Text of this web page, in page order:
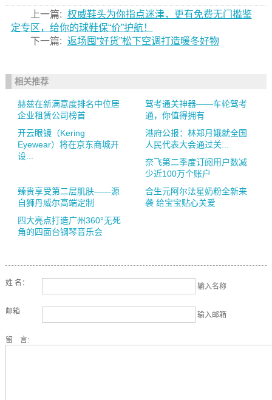
上一篇: 权威鞋头为你指点迷津，更有免费无门槛鉴
定专区，给你的球鞋保“价”护航！
下一篇: 返场囤“好货”松下空调打造暖冬好物
相关推荐
赫兹在新满意度排名中位居
企业租赁公司榜首
驾考通关神器——车轮驾考
通，你值得拥有
开云眼镜（Kering
Eyewear）将在京东商城开
设...
港府公报：林郑月娥就全国
人民代表大会通过关...
奈飞第二季度订阅用户数减
少近100万个账户
臻贵享受第二层肌肤——源
自狮丹威尔高端定制
合生元阿尔法星奶粉全新来
袭 给宝宝贴心关爱
四大亮点打造广州360°无死
角的四面台钢琴音乐会
姓 名： 输入名称
邮箱 输入邮箱
留 言: